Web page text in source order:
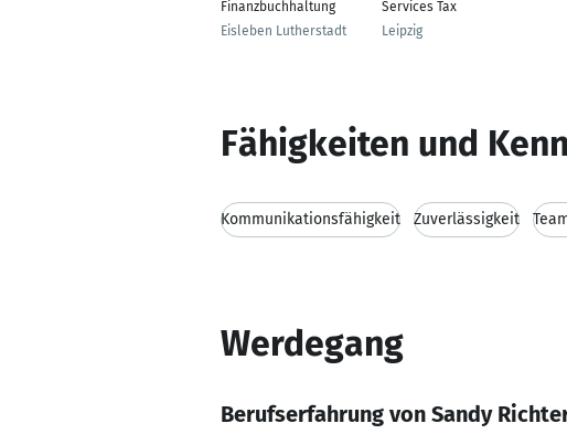
Finanzbuchhaltung
Eisleben Lutherstadt
Services Tax
Leipzig
Fähigkeiten und
Kommunikationsfähigkeit Zuverlässigkeit
Werdegang
Berufserfahrung von Sandy